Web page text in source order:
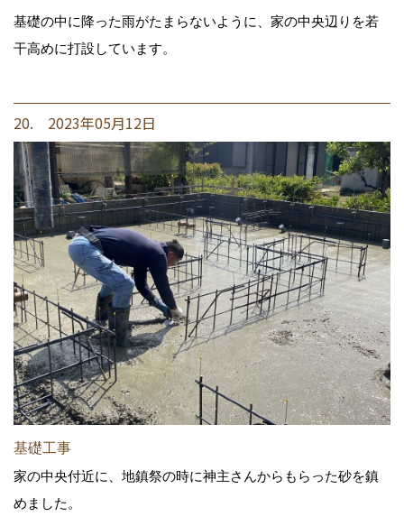
基礎の中に降った雨がたまらないように、家の中央辺りを若
干高めに打設しています。
20. 2023年05月12日
基礎工事
家の中央付近に、地鎮祭の時に神主さんからもらった砂を鎮
めました。